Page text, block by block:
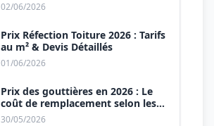
02/06/2026
Prix Réfection Toiture 2026 : Tarifs
au m² & Devis Détaillés
01/06/2026
Prix des gouttières en 2026 : Le
coût de remplacement selon les
matériaux
30/05/2026